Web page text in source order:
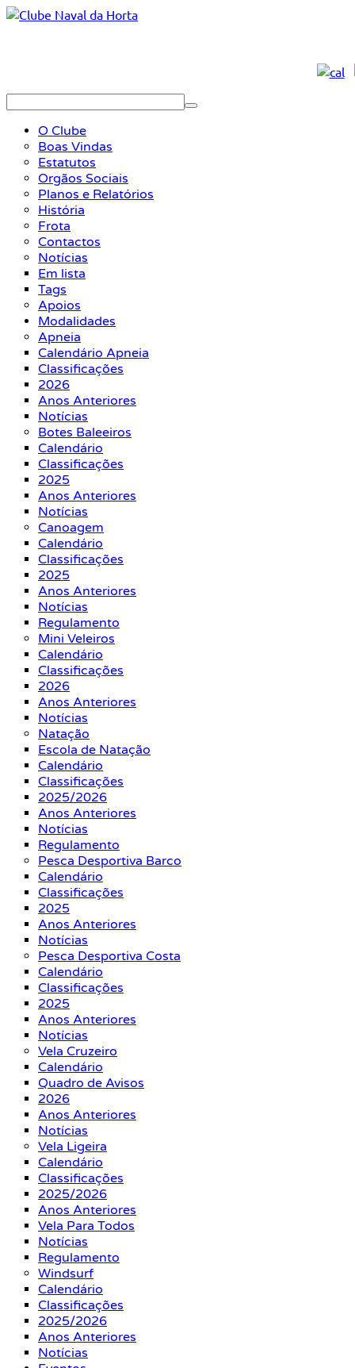
O Clube
Boas Vindas
Estatutos
Orgãos Sociais
Planos e Relatórios
História
Frota
Contactos
Notícias
Em lista
Tags
Apoios
Modalidades
Apneia
Calendário Apneia
Classificações
2026
Anos Anteriores
Notícias
Botes Baleeiros
Calendário
Classificações
2025
Anos Anteriores
Notícias
Canoagem
Calendário
Classificações
2025
Anos Anteriores
Notícias
Regulamento
Mini Veleiros
Calendário
Classificações
2026
Anos Anteriores
Notícias
Natação
Escola de Natação
Calendário
Classificações
2025/2026
Anos Anteriores
Notícias
Regulamento
Pesca Desportiva Barco
Calendário
Classificações
2025
Anos Anteriores
Notícias
Pesca Desportiva Costa
Calendário
Classificações
2025
Anos Anteriores
Notícias
Vela Cruzeiro
Calendário
Quadro de Avisos
2026
Anos Anteriores
Notícias
Vela Ligeira
Calendário
Classificações
2025/2026
Anos Anteriores
Vela Para Todos
Notícias
Regulamento
Windsurf
Calendário
Classificações
2025/2026
Anos Anteriores
Notícias